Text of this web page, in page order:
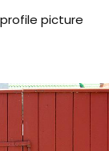
picture